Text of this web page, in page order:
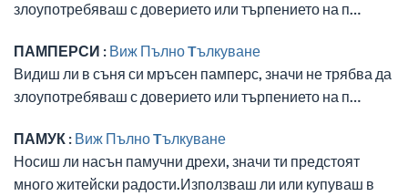
злоупотребяваш с доверието или търпението на п…
ПАМПЕРСИ : Виж Пълно Tълкуване
Видиш ли в съня си мръсен памперс, значи не трябва да
злоупотребяваш с доверието или търпението на п…
ПАМУК : Виж Пълно Tълкуване
Носиш ли насън памучни дрехи, значи ти предстоят
много житейски радости.Използваш ли или купуваш в